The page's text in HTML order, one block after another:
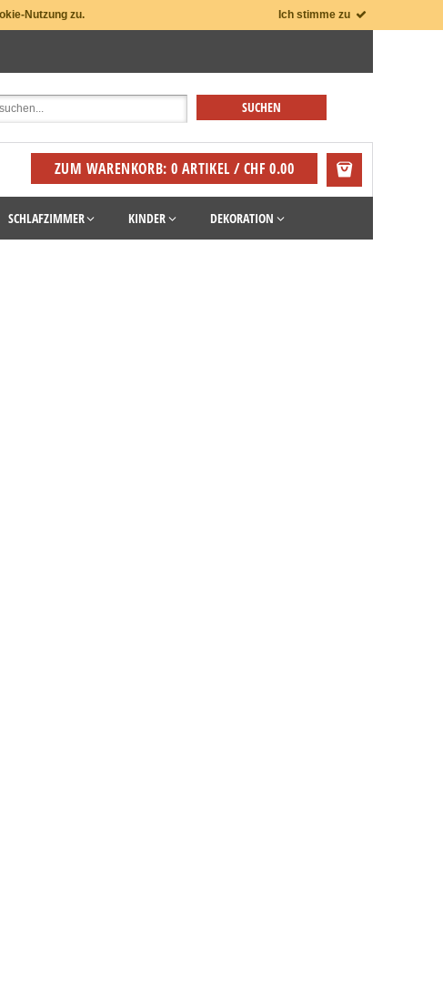
Nutzung zu. Ich stimme zu
ZUM WARENKORB: 0 ARTIKEL / CHF 0.00
SCHLAFZIMMER KINDER DEKORATION